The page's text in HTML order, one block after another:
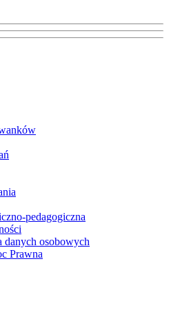
pedagogiczna
osobowych
Prawna